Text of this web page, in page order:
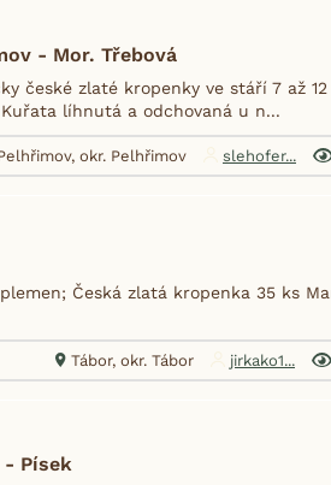
- Mor. Třebová
české zlaté kropenky ve stáří 7 až
líhnutá a odchovaná u n...
okr. Pelhřimov slehofer...
Česká zlatá kropenka 35 ks
Tábor, okr. Tábor jirkako1...
Písek